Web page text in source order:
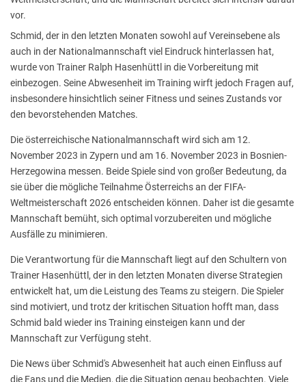
vor.
Schmid, der in den letzten Monaten sowohl auf Vereinsebene als
auch in der Nationalmannschaft viel Eindruck hinterlassen hat,
wurde von Trainer Ralph Hasenhüttl in die Vorbereitung mit
einbezogen. Seine Abwesenheit im Training wirft jedoch Fragen auf,
insbesondere hinsichtlich seiner Fitness und seines Zustands vor
den bevorstehenden Matches.
Die österreichische Nationalmannschaft wird sich am 12.
November 2023 in Zypern und am 16. November 2023 in Bosnien-
Herzegowina messen. Beide Spiele sind von großer Bedeutung, da
sie über die mögliche Teilnahme Österreichs an der FIFA-
Weltmeisterschaft 2026 entscheiden können. Daher ist die gesamte
Mannschaft bemüht, sich optimal vorzubereiten und mögliche
Ausfälle zu minimieren.
Die Verantwortung für die Mannschaft liegt auf den Schultern von
Trainer Hasenhüttl, der in den letzten Monaten diverse Strategien
entwickelt hat, um die Leistung des Teams zu steigern. Die Spieler
sind motiviert, und trotz der kritischen Situation hofft man, dass
Schmid bald wieder ins Training einsteigen kann und der
Mannschaft zur Verfügung steht.
Die News über Schmid's Abwesenheit hat auch einen Einfluss auf
die Fans und die Medien, die die Situation genau beobachten. Viele